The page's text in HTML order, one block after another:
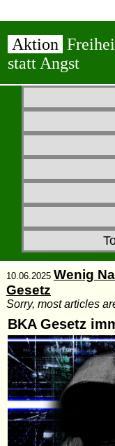
Aktion
statt Angst
10.06.2025 Wenig
Gesetz
Sorry, most articles
BKA Gesetz